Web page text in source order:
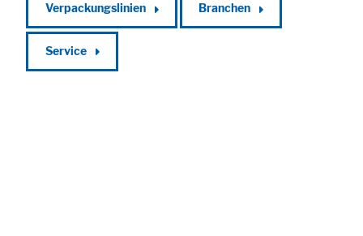
Verpackungslinien Branchen
Service